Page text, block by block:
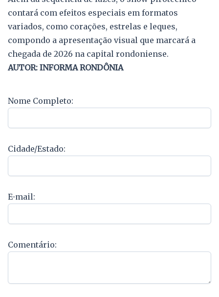
contará com efeitos especiais em formatos
variados, como corações, estrelas e leques,
compondo a apresentação visual que marcará a
chegada de 2026 na capital rondoniense.
AUTOR: INFORMA RONDÔNIA
Nome Completo:
Cidade/Estado:
E-mail:
Comentário: